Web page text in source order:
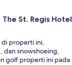
St. Regis Hotel
di properti ini,
dan snowshoeing,
golf properti ini pada